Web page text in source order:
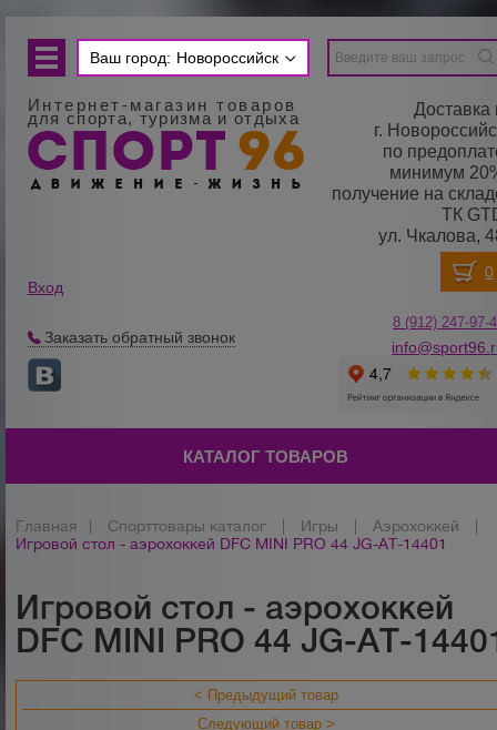
Ваш город: Новороссийск
Интернет-магазин товаров
для спорта, туризма и отдыха
Доставка
г.
по
минимум
получение на
ТК
ул. Чкалова,
Вход
Заказать обратный звонок
8 (912) 247-97-
КАТАЛОГ ТОВАРОВ
Главная Спорттовары каталог Игры Аэрохоккей
Игровой стол - аэрохоккей DFC MINI PRO 44 JG-AT-14401
Игровой стол - аэрохоккей
DFC MINI PRO 44 JG-AT-
< Предыдущий товар
Следующий товар >